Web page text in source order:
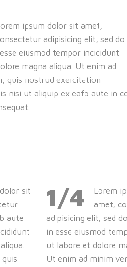
ipsum dolor sit amet,
adipisicing elit, sed do
eiusmod tempor incididunt
magna aliqua. Ut enim ad
quis nostrud exercitation
nisi ut aliquip ex eafb aute in cd
sit
aute
1/4
Lorem
amet,
adipisicing elit, sed
in esse eiusmod
ut labore et dolore
Ut enim ad minim